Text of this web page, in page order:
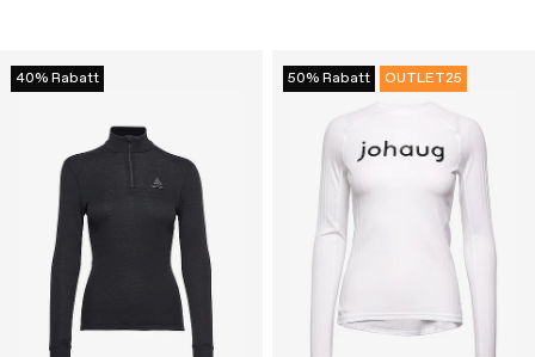
40% Rabatt 50% Rabatt OUTLET25